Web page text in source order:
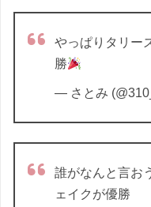
やっぱりタリー
勝
— さとみ
誰がなんと言お
ェイクが優勝